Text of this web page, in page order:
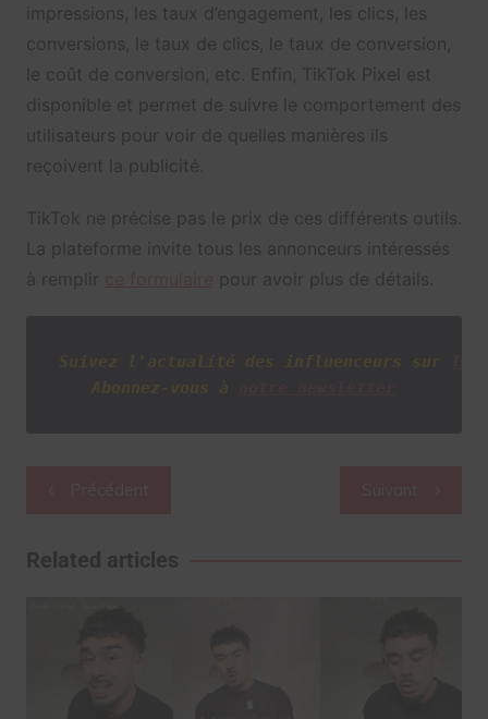
impressions, les taux d’engagement, les clics, les
conversions, le taux de clics, le taux de conversion,
le coût de conversion, etc. Enfin, TikTok Pixel est
disponible et permet de suivre le comportement des
utilisateurs pour voir de quelles manières ils
reçoivent la publicité.
TikTok ne précise pas le prix de ces différents outils.
La plateforme invite tous les annonceurs intéressés
à remplir
pour avoir plus de détails.
l’article
Related articles